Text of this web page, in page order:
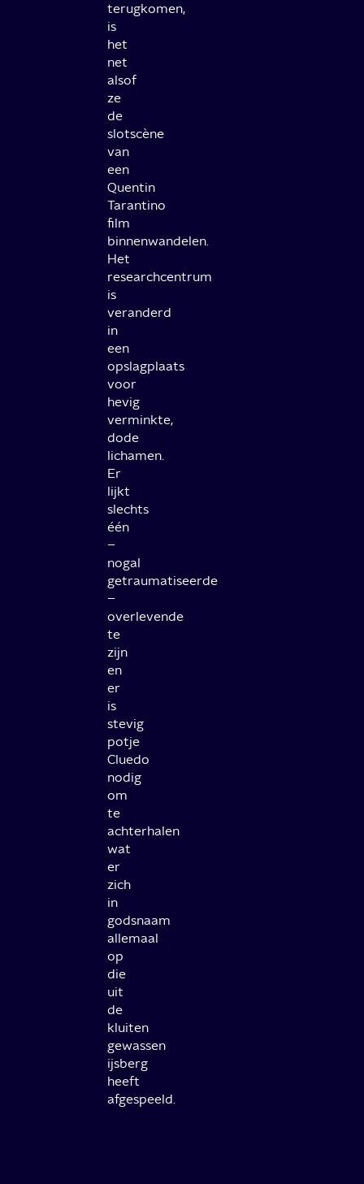
terugkomen,
is
het
net
alsof
ze
de
slotscène
van
een
Quentin
Tarantino
film
binnenwandelen.
Het
researchcentrum
is
veranderd
in
een
opslagplaats
voor
hevig
verminkte,
dode
lichamen.
Er
lijkt
slechts
één
–
nogal
getraumatiseerde
–
overlevende
te
zijn
en
er
is
stevig
potje
Cluedo
nodig
om
te
achterhalen
wat
er
zich
in
godsnaam
allemaal
op
die
uit
de
kluiten
gewassen
ijsberg
heeft
afgespeeld.